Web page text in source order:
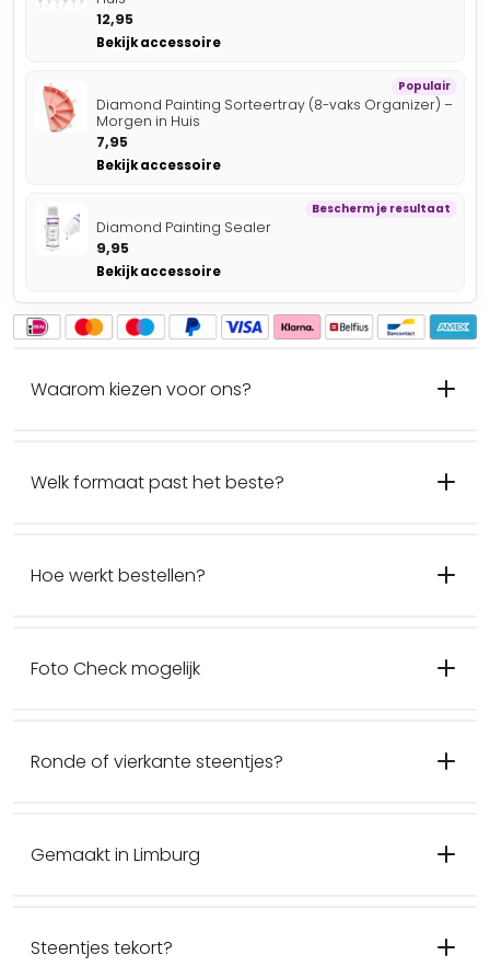
12,95
Bekijk accessoire
Populair
Diamond Painting Sorteertray (8-vaks Organizer) –
Morgen in Huis
7,95
Bekijk accessoire
Bescherm je resultaat
Diamond Painting Sealer
9,95
Bekijk accessoire
Waarom kiezen voor ons?
Welk formaat past het beste?
Hoe werkt bestellen?
Foto Check mogelijk
Ronde of vierkante steentjes?
Gemaakt in Limburg
Steentjes tekort?